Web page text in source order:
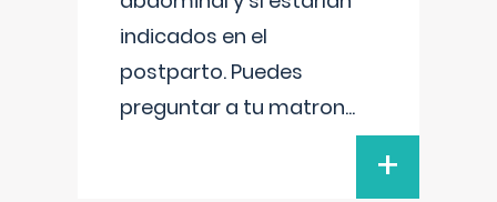
indicados en el
postparto. Puedes
preguntar a tu matron...
+